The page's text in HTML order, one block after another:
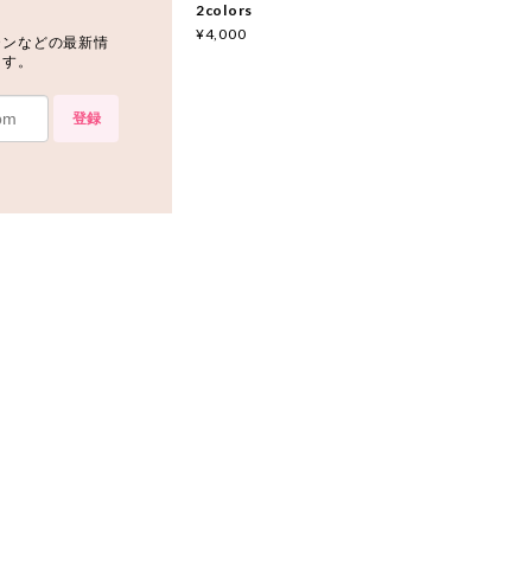
2colors
¥4,000
などの最新情
。
登録